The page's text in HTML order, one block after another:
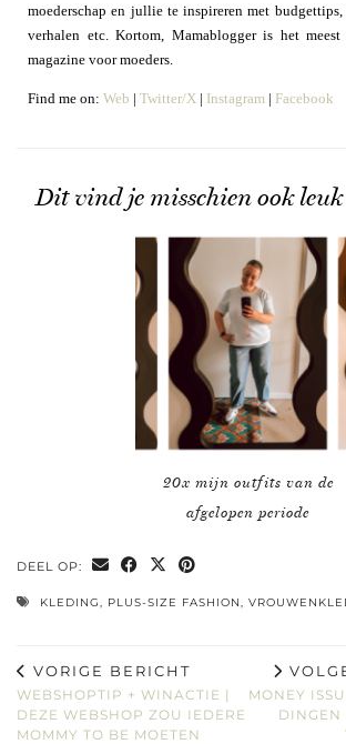
moederschap en jullie te inspireren met
verhalen etc. Kortom, Mamablogger is het
magazine voor moeders.
Find me on: Web | Twitter/X | Instagram | Facebook
Dit vind je misschien ook leuk
20x mijn outfits van de
afgelopen periode
DEEL OP:
KLEDING, PLUS-SIZE FASHION,
VORIGE BERICHT
WEBSHOPTIP + WINACTIE |
DEZE WEBSHOP ZOU IEDERE
MOMMY TO BE MOETEN
MONEY
DINGEN